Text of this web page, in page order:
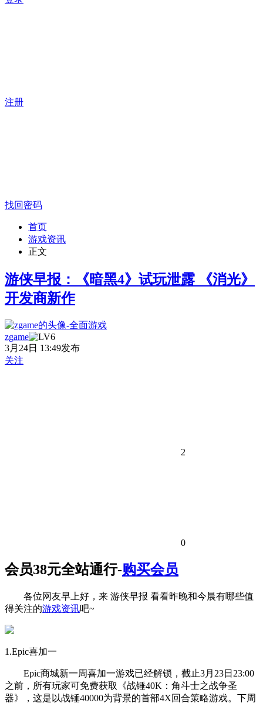
注册
找回密码
首页
游戏资讯
正文
游侠早报：《暗黑4》试玩泄露 《消光》
开发商新作
zgame
3月24日 13:49发布
关注
2
0
会员38元全站通行-购买会员
各位网友早上好，来 游侠早报 看看昨晚和今晨有哪些值
得关注的游戏资讯吧~
1.Epic喜加一
Epic商城新一周喜加一游戏已经解锁，截止3月23日23:00
之前，所有玩家可免费获取《战锤40K：角斗士之战争圣
器》，这是以战锤40000为背景的首部4X回合策略游戏。下周